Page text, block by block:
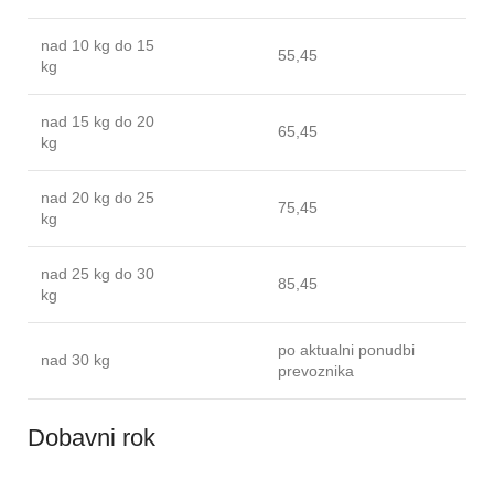
nad 10 kg do 15
kg
55,45
nad 15 kg do 20
kg
65,45
nad 20 kg do 25
kg
75,45
nad 25 kg do 30
kg
85,45
nad 30 kg
po aktualni ponudbi
prevoznika
Dobavni rok